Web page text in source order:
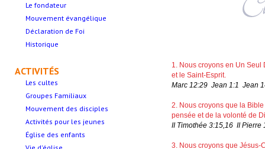
Le fondateur
Mouvement évangélique
Déclaration de Foi
Historique
ACTIVITÉS
Les cultes
Groupes Familiaux
Mouvement des disciples
Activités pour les jeunes
Église des enfants
1. Nous croyons en Un
et le Saint-Esprit.
Marc 12:29 Jean 1:1 Jean
2. Nous croyons que la
pensée et de la volonté de
II Timothée 3:15,16 II Pierre
3. Nous croyons que Jésus-